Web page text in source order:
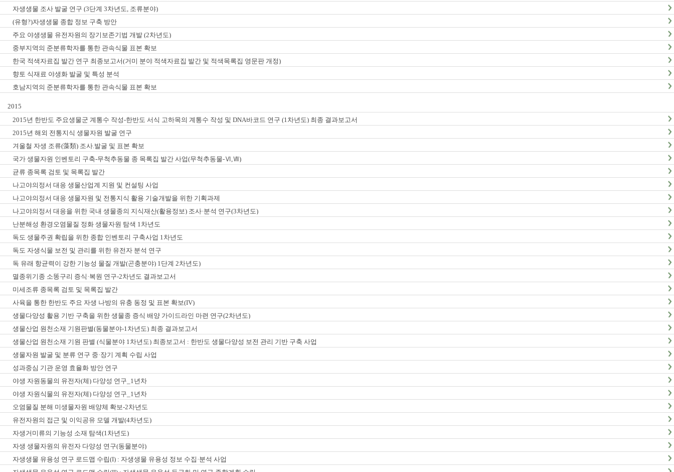
자생생물 조사 발굴 연구 (3단계 3차년도, 조류분야)
(유형?)자생생물 종합 정보 구축 방안
주요 야생생물 유전자원의 장기보존기법 개발 (2차년도)
중부지역의 준분류학자를 통한 관속식물 표본 확보
한국 적색자료집 발간 연구 최종보고서(거미 분야 적색자료집 발간 및 적색목록집 영문판 개정)
향토 식재료 야생화 발굴 및 특성 분석
호남지역의 준분류학자를 통한 관속식물 표본 확보
2015
2015년 한반도 주요생물군 계통수 작성-한반도 서식 고하목의 계통수 작성 및 DNA바코드 연구 (1차년도) 최종 결과보고서
2015년 해외 전통지식 생물자원 발굴 연구
겨울철 자생 조류(藻類) 조사.발굴 및 표본 확보
국가 생물자원 인벤토리 구축-무척추동물 종 목록집 발간 사업(무척추동물-Ⅵ,Ⅶ)
균류 종목록 검토 및 목록집 발간
나고야의정서 대응 생물산업계 지원 및 컨설팅 사업
나고야의정서 대응 생물자원 및 전통지식 활용 기술개발을 위한 기획과제
나고야의정서 대응을 위한 국내 생물종의 지식재산(활용정보) 조사·분석 연구(3차년도)
난분해성 환경오염물질 정화 생물자원 탐색 1차년도
독도 생물주권 확립을 위한 종합 인벤토리 구축사업 1차년도
독도 자생식물 보전 및 관리를 위한 유전자 분석 연구
독 유래 항균력이 강한 기능성 물질 개발(곤충분야) 1단계 2차년도)
멸종위기종 소똥구리 증식·복원 연구-2차년도 결과보고서
미세조류 종목록 검토 및 목록집 발간
사육을 통한 한반도 주요 자생 나방의 유충 동정 및 표본 확보(IV)
생물다양성 활용 기반 구축을 위한 생물종 증식 배양 가이드라인 마련 연구(2차년도)
생물산업 원천소재 기원판별(동물분야-1차년도) 최종 결과보고서
생물산업 원천소재 기원 판별 (식물분야 1차년도) 최종보고서 : 한반도 생물다양성 보전 관리 기반 구축 사업
생물자원 발굴 및 분류 연구 중·장기 계획 수립 사업
성과중심 기관 운영 효율화 방안 연구
야생 자원동물의 유전자(체) 다양성 연구_1년차
야생 자원식물의 유전자(체) 다양성 연구_1년차
오염물질 분해 미생물자원 배양체 확보-2차년도
유전자원의 접근 및 이익공유 모델 개발(4차년도)
자생거미류의 기능성 소재 탐색(1차년도)
자생 생물자원의 유전자 다양성 연구(동물분야)
자생생물 유용성 연구 로드맵 수립(I) : 자생생물 유용성 정보 수집·분석 사업